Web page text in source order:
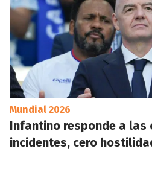
Mundial 2026
Infantino responde a las
incidentes, cero